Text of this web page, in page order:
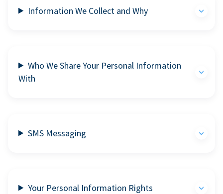
Information We Collect and Why
Who We Share Your Personal Information
With
SMS Messaging
Your Personal Information Rights